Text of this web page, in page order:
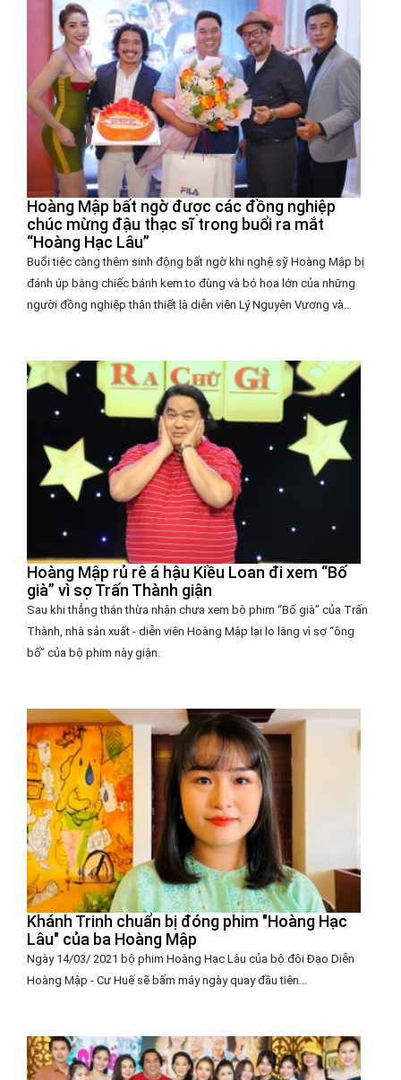
Hoàng Mập bất ngờ được các đồng nghiệp
chúc mừng đậu thạc sĩ trong buổi ra mắt
“Hoàng Hạc Lâu”
Buổi tiệc càng thêm sinh động bất ngờ khi nghệ sỹ Hoàng Mập bị
đánh úp bằng chiếc bánh kem to đùng và bó hoa lớn của những
người đồng nghiệp thân thiết là diễn viên Lý Nguyên Vương và...
Hoàng Mập rủ rê á hậu Kiều Loan đi xem “Bố
già” vì sợ Trấn Thành giận
Sau khi thẳng thắn thừa nhận chưa xem bộ phim “Bố già” của Trấn
Thành, nhà sản xuất - diễn viên Hoàng Mập lại lo lắng vì sợ “ông
bố” của bộ phim này giận.
Khánh Trinh chuẩn bị đóng phim "Hoàng Hạc
Lâu" của ba Hoàng Mập
Ngày 14/03/ 2021 bộ phim Hoàng Hạc Lâu của bộ đôi Đạo Diễn
Hoàng Mập - Cư Huế sẽ bấm máy ngày quay đầu tiên…